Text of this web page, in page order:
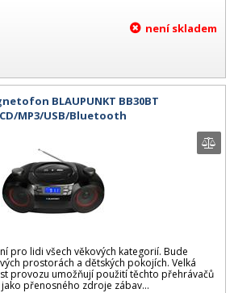
není skladem
BLAUPUNKT BB30BT
MP3/USB/Bluetooth
pro lidi všech věkových kategorií. Bude
prostorách a dětských pokojích. Velká
provozu umožňují použití těchto přehrávačů
přenosného zdroje zábav...